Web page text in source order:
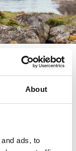
About
ads, to
och
alltid nära till